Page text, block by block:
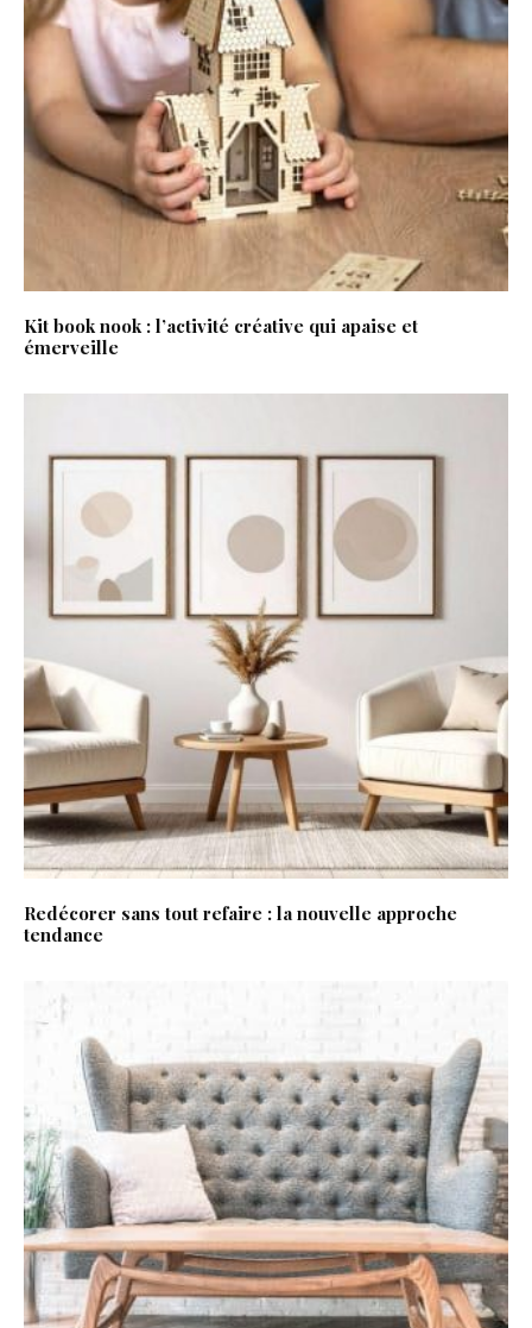
Kit book nook : l’activité créative qui apaise et
émerveille
Redécorer sans tout refaire : la nouvelle approche
tendance